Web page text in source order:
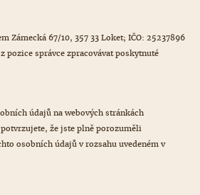
Zámecká 67/10, 357 33 Loket; IČO: 25237896
pozice správce zpracovávat poskytnuté
údajů na webových stránkách
potvrzujete, že jste plně porozuměli
osobních údajů v rozsahu uvedeném v